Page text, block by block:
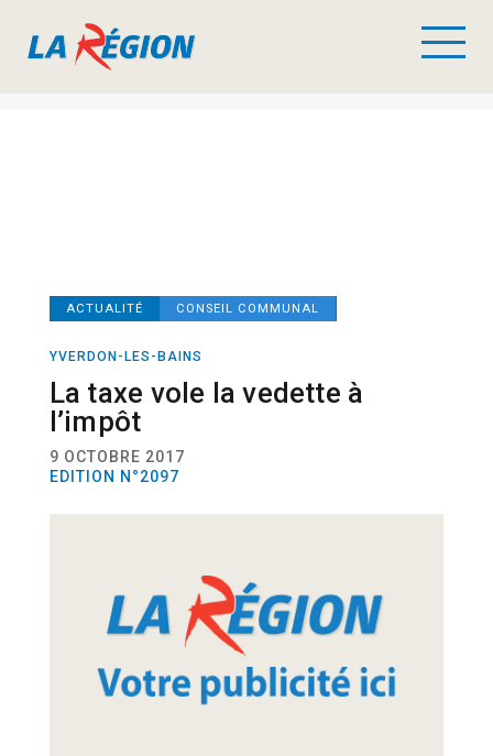
ACTUALITÉ CONSEIL COMMUNAL
YVERDON-LES-BAINS
La taxe vole la vedette à
l’impôt
9 OCTOBRE 2017
EDITION N°2097